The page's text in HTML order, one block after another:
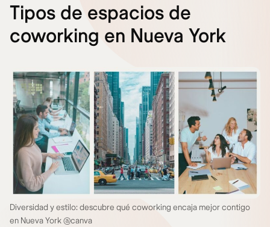
Tipos de espacios de
coworking en Nueva York
Diversidad y estilo: descubre qué coworking encaja mejor contigo
en Nueva York @canva